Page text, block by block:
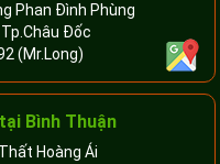
Phan Đình Phùng
Đốc
(Mr.Long)
Bình Thuận
Hoàng Ái